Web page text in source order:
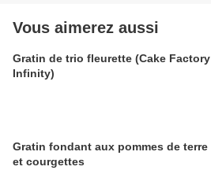
Vous aimerez aussi
Gratin de trio fleurette (Cake Factory
Infinity)
Gratin fondant aux pommes de terre
et courgettes